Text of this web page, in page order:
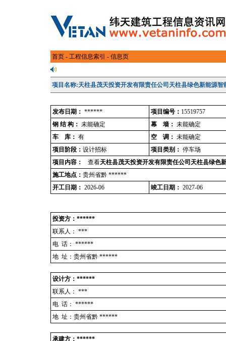
首页 - 工程信息索引 - 信息页
项目名称:天柱县茂天投资开发有限责任公司天柱县绿色新能源智
发布日期： ****** 项目编号： 15519757
钢 结 构： 未能确定 幕 墙： 未能确定
车 库： 有 空 调： 未能确定
项目阶段： 设计招标 项目类别： 停车场
项目内容：
查看天柱县茂天投资开发有限责任公司天柱县绿色
施工地点： 贵州省黔 ******
开工日期： 2026-06 竣工日期： 2027-06
投资方：******
联系人： ***
电 话： ******
地 址：贵州省黔 ******
设计方：******
联系人： ***
电 话： ******
地 址：贵州省黔 ******
承建方：******